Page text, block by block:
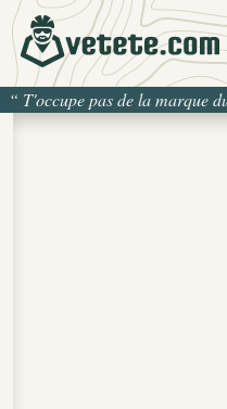
“ T'occupe pas de la marque